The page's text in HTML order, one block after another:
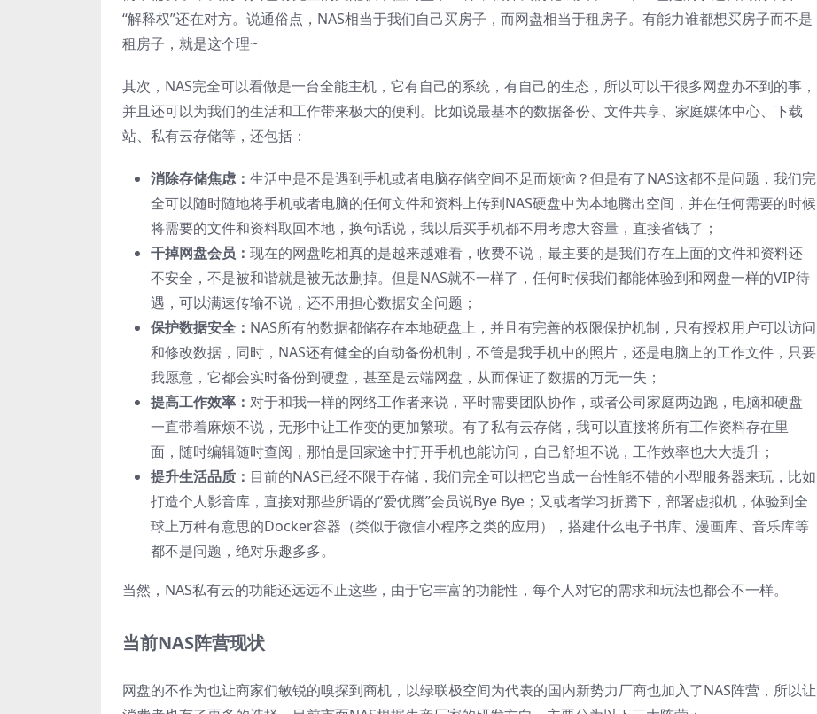
“解释权”还在对方。说通俗点，NAS相当于我们自己买房子，而网盘相当于租房子。有能力谁都想买房子而不是
租房子，就是这个理~
其次，NAS完全可以看做是一台全能主机，它有自己的系统，有自己的生态，所以可以干很多网盘办不到的事，
并且还可以为我们的生活和工作带来极大的便利。比如说最基本的数据备份、文件共享、家庭媒体中心、下载
站、私有云存储等，还包括：
消除存储焦虑： 生活中是不是遇到手机或者电脑存储空间不足而烦恼？但是有了NAS这都不是问题，我们完
全可以随时随地将手机或者电脑的任何文件和资料上传到NAS硬盘中为本地腾出空间，并在任何需要的时候
将需要的文件和资料取回本地，换句话说，我以后买手机都不用考虑大容量，直接省钱了；
干掉网盘会员： 现在的网盘吃相真的是越来越难看，收费不说，最主要的是我们存在上面的文件和资料还
不安全，不是被和谐就是被无故删掉。但是NAS就不一样了，任何时候我们都能体验到和网盘一样的VIP待
遇，可以满速传输不说，还不用担心数据安全问题；
保护数据安全： NAS所有的数据都储存在本地硬盘上，并且有完善的权限保护机制，只有授权用户可以访问
和修改数据，同时，NAS还有健全的自动备份机制，不管是我手机中的照片，还是电脑上的工作文件，只要
我愿意，它都会实时备份到硬盘，甚至是云端网盘，从而保证了数据的万无一失；
提高工作效率： 对于和我一样的网络工作者来说，平时需要团队协作，或者公司家庭两边跑，电脑和硬盘
一直带着麻烦不说，无形中让工作变的更加繁琐。有了私有云存储，我可以直接将所有工作资料存在里
面，随时编辑随时查阅，那怕是回家途中打开手机也能访问，自己舒坦不说，工作效率也大大提升；
提升生活品质： 目前的NAS已经不限于存储，我们完全可以把它当成一台性能不错的小型服务器来玩，比如
打造个人影音库，直接对那些所谓的“爱优腾”会员说Bye Bye；又或者学习折腾下，部署虚拟机，体验到全
球上万种有意思的Docker容器（类似于微信小程序之类的应用），搭建什么电子书库、漫画库、音乐库等
都不是问题，绝对乐趣多多。
当然，NAS私有云的功能还远远不止这些，由于它丰富的功能性，每个人对它的需求和玩法也都会不一样。
当前NAS阵营现状
网盘的不作为也让商家们敏锐的嗅探到商机，以绿联极空间为代表的国内新势力厂商也加入了NAS阵营，所以让